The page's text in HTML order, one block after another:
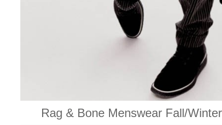
Rag & Bone Menswear Fall/